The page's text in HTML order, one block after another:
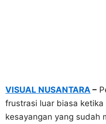
VISUAL NUSANTARA –
frustrasi luar biasa
kesayangan yang sudah